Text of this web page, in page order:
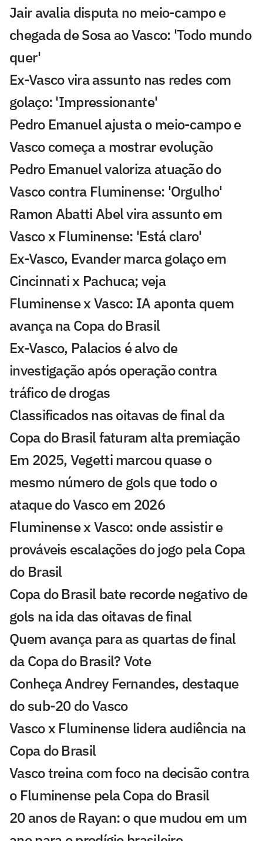
Jair avalia disputa no meio-campo e
chegada de Sosa ao Vasco: 'Todo mundo
quer'
Ex-Vasco vira assunto nas redes com
golaço: 'Impressionante'
Pedro Emanuel ajusta o meio-campo e
Vasco começa a mostrar evolução
Pedro Emanuel valoriza atuação do
Vasco contra Fluminense: 'Orgulho'
Ramon Abatti Abel vira assunto em
Vasco x Fluminense: 'Está claro'
Ex-Vasco, Evander marca golaço em
Cincinnati x Pachuca; veja
Fluminense x Vasco: IA aponta quem
avança na Copa do Brasil
Ex-Vasco, Palacios é alvo de
investigação após operação contra
tráfico de drogas
Classificados nas oitavas de final da
Copa do Brasil faturam alta premiação
Em 2025, Vegetti marcou quase o
mesmo número de gols que todo o
ataque do Vasco em 2026
Fluminense x Vasco: onde assistir e
prováveis escalações do jogo pela Copa
do Brasil
Copa do Brasil bate recorde negativo de
gols na ida das oitavas de final
Quem avança para as quartas de final
da Copa do Brasil? Vote
Conheça Andrey Fernandes, destaque
do sub-20 do Vasco
Vasco x Fluminense lidera audiência na
Copa do Brasil
Vasco treina com foco na decisão contra
o Fluminense pela Copa do Brasil
20 anos de Rayan: o que mudou em um